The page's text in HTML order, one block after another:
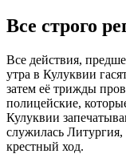
Все строго
Все действия,
утра в Кулуквии
затем её трижды
полицейские,
Кулуквии
служилась Литургия,
крестный ход.